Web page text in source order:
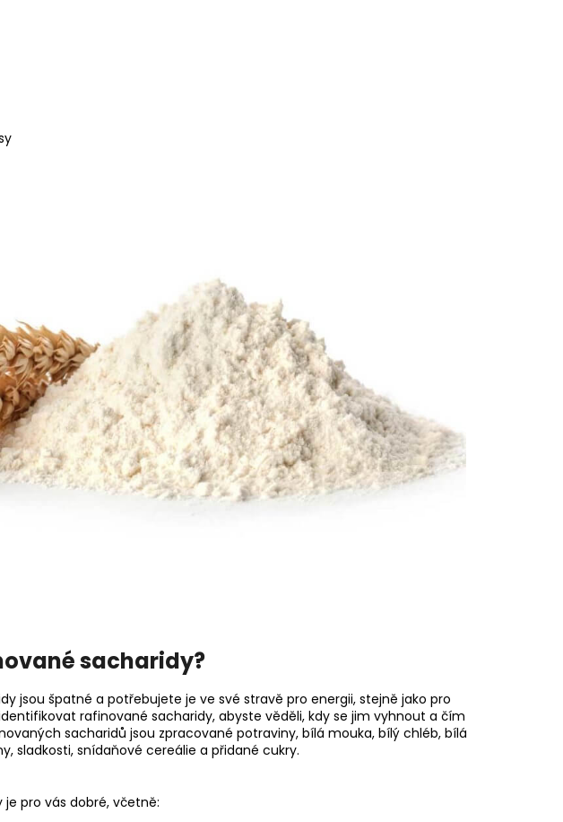
sacharidy?
jsou špatné a potřebujete je ve své stravě pro energii, stejně jako pro
rafinované sacharidy, abyste věděli, kdy se jim vyhnout a čím
sacharidů jsou zpracované potraviny, bílá mouka, bílý chléb, bílá
sladkosti, snídaňové cereálie a přidané cukry.
pro vás dobré, včetně: